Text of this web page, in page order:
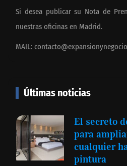
Si desea publicar su Nota de
nuestras oficinas en Madrid.
MAIL:
Últimas noticias
El secreto
para
cualquier
pintura